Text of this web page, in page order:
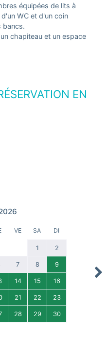
équipées de lits à
WC et d'un coin
bancs.
chapiteau et un espace
EN
VE SA DI
1 2
7 8 9
14 15 16
21 22 23
28 29 30